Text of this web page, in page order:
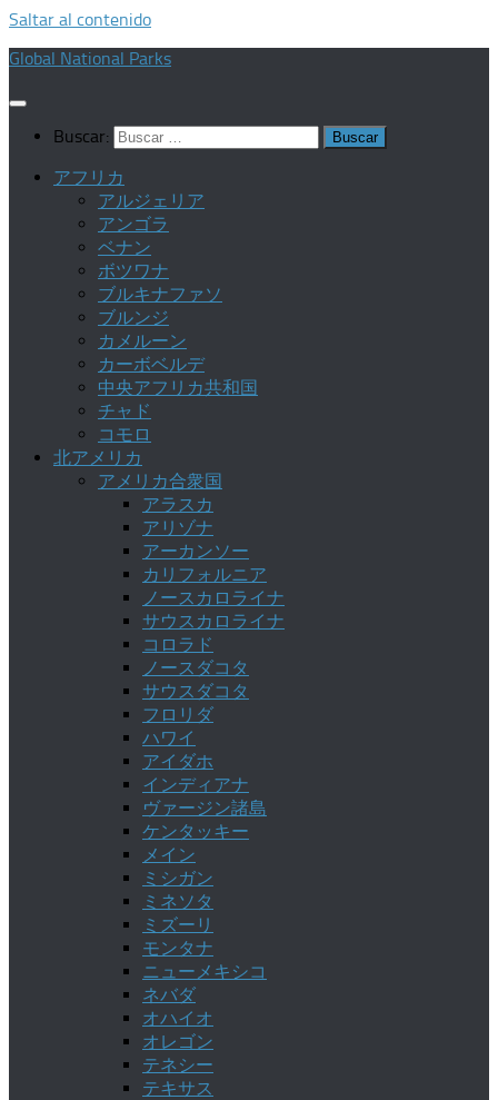
Saltar al contenido
Global National Parks
Buscar:
アフリカ
アルジェリア
アンゴラ
ベナン
ボツワナ
ブルキナファソ
ブルンジ
カメルーン
カーボベルデ
中央アフリカ共和国
チャド
コモロ
北アメリカ
アメリカ合衆国
アラスカ
アリゾナ
アーカンソー
カリフォルニア
ノースカロライナ
サウスカロライナ
コロラド
ノースダコタ
サウスダコタ
フロリダ
ハワイ
アイダホ
インディアナ
ヴァージン諸島
ケンタッキー
メイン
ミシガン
ミネソタ
ミズーリ
モンタナ
ニューメキシコ
ネバダ
オハイオ
オレゴン
テネシー
テキサス